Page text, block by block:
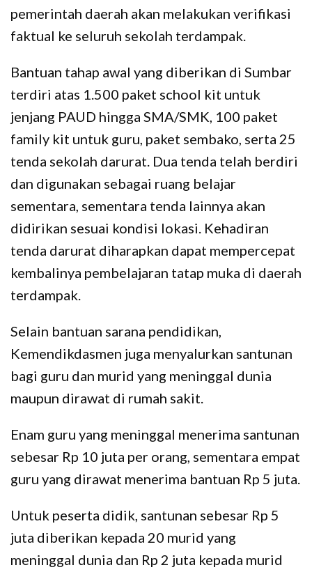
pemerintah daerah akan melakukan verifikasi
faktual ke seluruh sekolah terdampak.
Bantuan tahap awal yang diberikan di Sumbar
terdiri atas 1.500 paket school kit untuk
jenjang PAUD hingga SMA/SMK, 100 paket
family kit untuk guru, paket sembako, serta 25
tenda sekolah darurat. Dua tenda telah berdiri
dan digunakan sebagai ruang belajar
sementara, sementara tenda lainnya akan
didirikan sesuai kondisi lokasi. Kehadiran
tenda darurat diharapkan dapat mempercepat
kembalinya pembelajaran tatap muka di daerah
terdampak.
Selain bantuan sarana pendidikan,
Kemendikdasmen juga menyalurkan santunan
bagi guru dan murid yang meninggal dunia
maupun dirawat di rumah sakit.
Enam guru yang meninggal menerima santunan
sebesar Rp 10 juta per orang, sementara empat
guru yang dirawat menerima bantuan Rp 5 juta.
Untuk peserta didik, santunan sebesar Rp 5
juta diberikan kepada 20 murid yang
meninggal dunia dan Rp 2 juta kepada murid